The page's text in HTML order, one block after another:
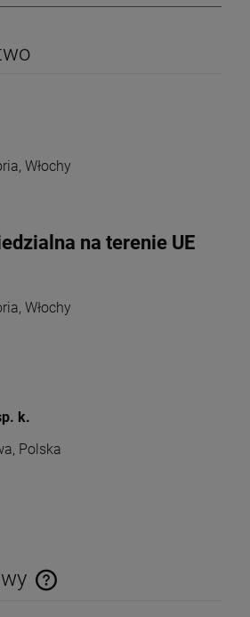
Włochy
na terenie UE
Włochy
k.
Polska
kosztów płatności